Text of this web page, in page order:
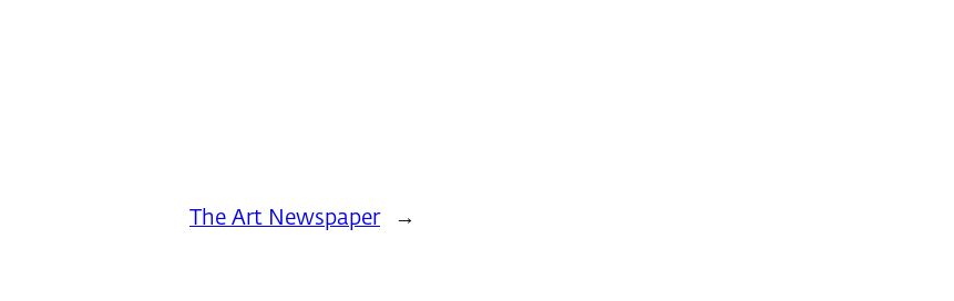
The Art Newspaper →